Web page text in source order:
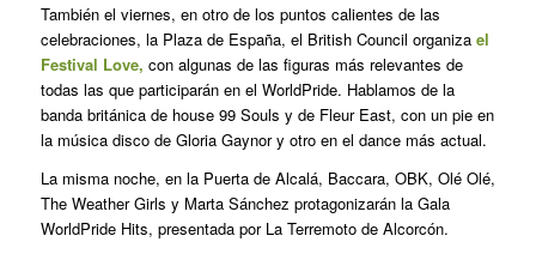
También el viernes, en otro de los puntos calientes de las
celebraciones, la Plaza de España, el British Council organiza el
Festival Love, con algunas de las figuras más relevantes de
todas las que participarán en el WorldPride. Hablamos de la
banda británica de house 99 Souls y de Fleur East, con un pie en
la música disco de Gloria Gaynor y otro en el dance más actual.
La misma noche, en la Puerta de Alcalá, Baccara, OBK, Olé Olé,
The Weather Girls y Marta Sánchez protagonizarán la Gala
WorldPride Hits, presentada por La Terremoto de Alcorcón.